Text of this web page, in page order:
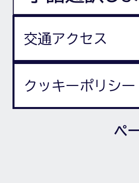
交通アクセス
クッキーポリシー
ペ